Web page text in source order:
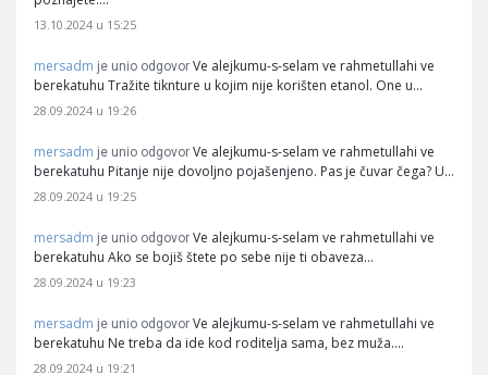
13.10.2024 u 15:25
mersadm je unio odgovor Ve alejkumu-s-selam ve rahmetullahi ve
berekatuhu Tražite tiknture u kojim nije korišten etanol. One u…
28.09.2024 u 19:26
mersadm je unio odgovor Ve alejkumu-s-selam ve rahmetullahi ve
berekatuhu Pitanje nije dovoljno pojašenjeno. Pas je čuvar čega? U…
28.09.2024 u 19:25
mersadm je unio odgovor Ve alejkumu-s-selam ve rahmetullahi ve
berekatuhu Ako se bojiš štete po sebe nije ti obaveza…
28.09.2024 u 19:23
mersadm je unio odgovor Ve alejkumu-s-selam ve rahmetullahi ve
berekatuhu Ne treba da ide kod roditelja sama, bez muža.…
28.09.2024 u 19:21